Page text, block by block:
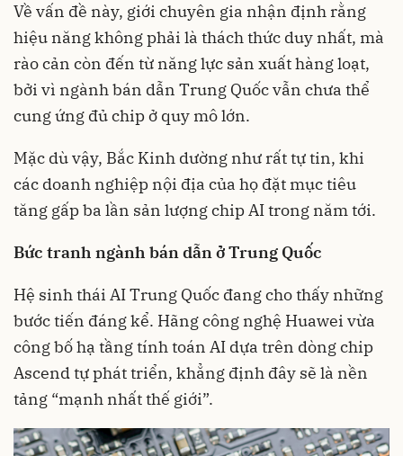
Về vấn đề này, giới chuyên gia nhận định rằng
hiệu năng không phải là thách thức duy nhất, mà
rào cản còn đến từ năng lực sản xuất hàng loạt,
bởi vì ngành bán dẫn Trung Quốc vẫn chưa thể
cung ứng đủ chip ở quy mô lớn.
Mặc dù vậy, Bắc Kinh dường như rất tự tin, khi
các doanh nghiệp nội địa của họ đặt mục tiêu
tăng gấp ba lần sản lượng chip AI trong năm tới.
Bức tranh ngành bán dẫn ở Trung Quốc
Hệ sinh thái AI Trung Quốc đang cho thấy những
bước tiến đáng kể. Hãng công nghệ Huawei vừa
công bố hạ tầng tính toán AI dựa trên dòng chip
Ascend tự phát triển, khẳng định đây sẽ là nền
tảng “mạnh nhất thế giới”.